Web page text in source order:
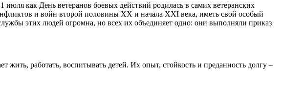
как День ветеранов боевых действий родилась в самих ветеранских
и войн второй половины XX и начала XXI века, иметь свой особый
этих людей огромна, но всех их объединяет одно: они выполняли приказ
работать, воспитывать детей. Их опыт, стойкость и преданность долгу –